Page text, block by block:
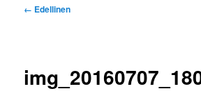
Kuvien
← Edellinen